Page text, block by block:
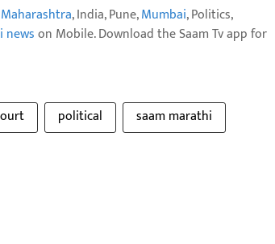
Maharashtra, India, Pune,Mumbai, Politics,
newson Mobile. Download the Saam Tv app for
political
saam marathi